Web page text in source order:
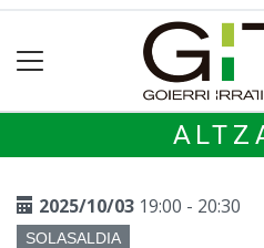
2025/10/03 19:00 - 20:30
SOLASALDIA